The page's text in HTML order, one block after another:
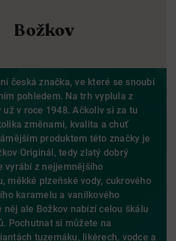
Božkov
česká značka, ve které se snoubí
pohledem. Na trh vyplula z
v roce 1948. Ačkoliv si za tu
změnami, kvalita a chuť
produktem této značky je
Originál, tedy zlatý dobrý
vyrábí z nejjemnějšího
měkké plzeňské vody, cukrového
karamelu a vanilkového
něj ale Božkov nabízí celou škálu
Pochutnat si můžete na
tuzemáku, likérech, vodce a